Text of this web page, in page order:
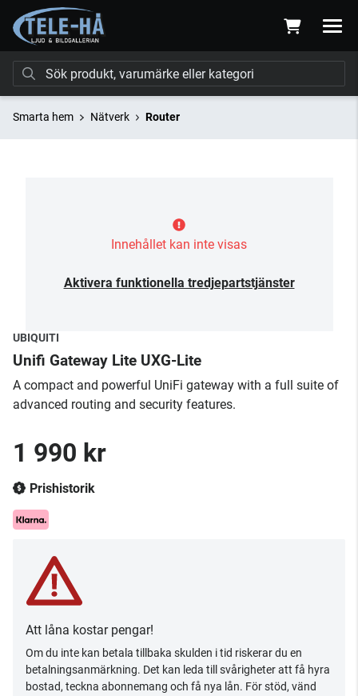
Smarta hem Nätverk Router
Innehållet kan inte visas
Aktivera funktionella tredjepartstjänster
UBIQUITI
Unifi Gateway Lite UXG-Lite
A compact and powerful UniFi gateway with a full suite of
advanced routing and security features.
1 990 kr
Prishistorik
Att låna kostar pengar!
Om du inte kan betala tillbaka skulden i tid riskerar du en
betalningsanmärkning. Det kan leda till svårigheter att få hyra
bostad, teckna abonnemang och få nya lån. För stöd, vänd